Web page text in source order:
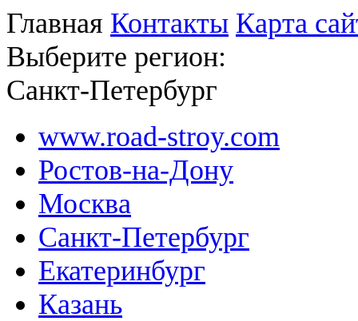
Главная Контакты Карта
Выберите регион:
Санкт-Петербург
www.road-stroy.com
Ростов-на-Дону
Москва
Санкт-Петербург
Екатеринбург
Казань